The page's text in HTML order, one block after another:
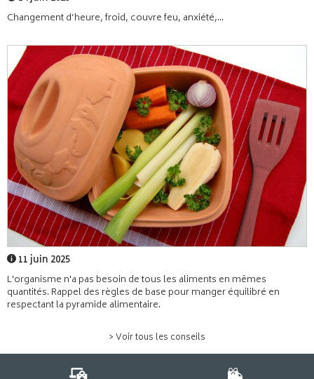
Changement d’heure, froid, couvre feu, anxiété,...
11 juin 2025
L'organisme n'a pas besoin de tous les aliments en mêmes
quantités. Rappel des règles de base pour manger équilibré en
respectant la pyramide alimentaire.
> Voir tous les conseils